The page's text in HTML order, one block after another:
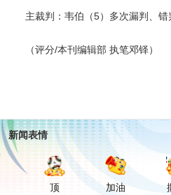
主裁判：韦伯（5）多次漏判、错判
（评分/本刊编辑部 执笔邓铎）
新闻表情
顶 加油